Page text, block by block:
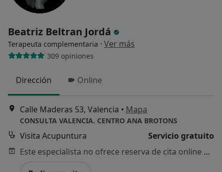
Beatriz Beltran Jordá
Terapeuta complementaria · Ver más
309 opiniones
Dirección Online
Calle Maderas 53, Valencia • Mapa
CONSULTA VALENCIA. CENTRO ANA BROTONS
Visita Acupuntura
Servicio gratuito
Este especialista no ofrece reserva de cita online en esta dirección.